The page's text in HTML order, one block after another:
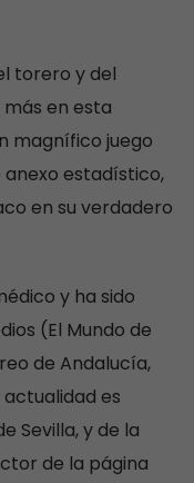
torero y del
en esta
magnífico juego
estadístico,
en su verdadero
y ha sido
(El Mundo de
de Andalucía,
actualidad es
Sevilla, y de la
de la página